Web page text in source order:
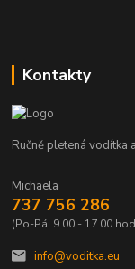
Kontakty
Ručně pletená vodítka
Michaela
737 756 286
(Po-Pá, 9.00 - 17.00
info@voditka.eu